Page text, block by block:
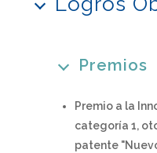
Premios
Premio a la
categoría 1,
patente